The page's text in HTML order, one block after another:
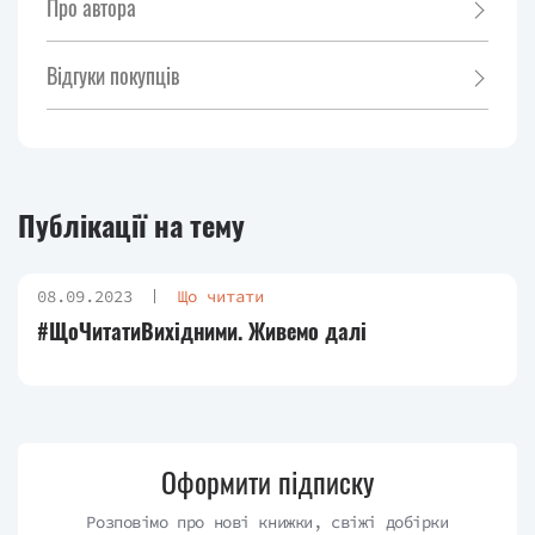
Про автора
Відгуки покупців
Публікації на тему
08.09.2023 Що читати
#ЩоЧитатиВихідними. Живемо далі
Оформити підписку
Розповімо про нові книжки, свіжі добірки